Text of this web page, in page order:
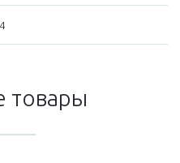
товары